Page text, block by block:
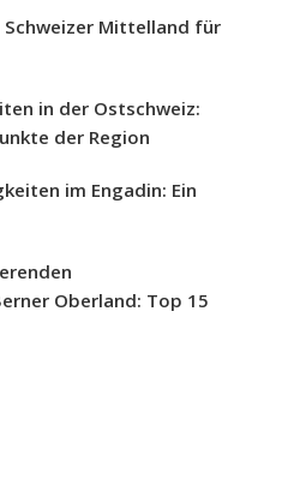
Mittelland für
in der Ostschweiz:
der Region
im Engadin: Ein
Oberland: Top 15